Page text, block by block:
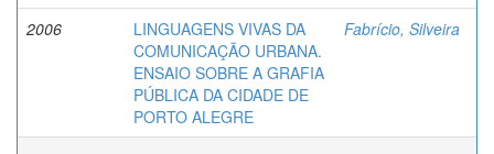
2006
LINGUAGENS VIVAS DA
COMUNICAÇÃO URBANA.
ENSAIO SOBRE A GRAFIA
PÚBLICA DA CIDADE DE
PORTO ALEGRE
Fabrício, Silveira